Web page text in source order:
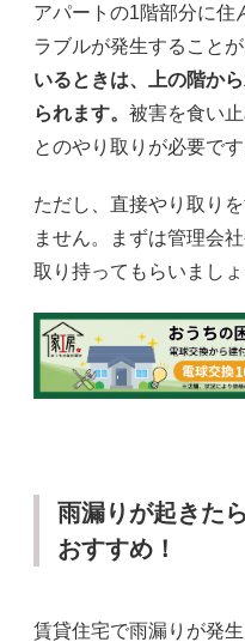
アパートの1階部分に住
ラブルが発生することが
いるときは、上の階か
られます。 被害を食い
とのやり取りが必要です
ただし、直接やり取り
ません。まずは管理会
取り持ってもらいましょ
雨漏りが起きた
おすすめ！
賃貸住宅で雨漏りが発